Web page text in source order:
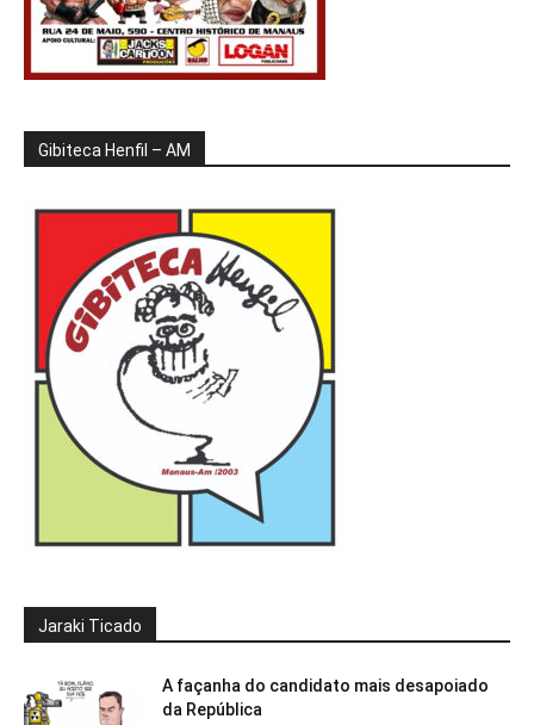
Gibiteca Henfil – AM
Jaraki Ticado
A façanha do candidato mais desapoiado
da República